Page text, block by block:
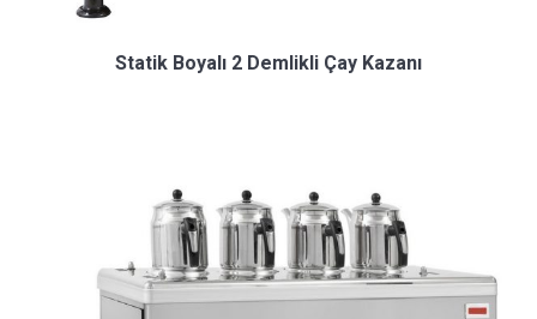
Statik Boyalı 2 Demlikli Çay Kazanı